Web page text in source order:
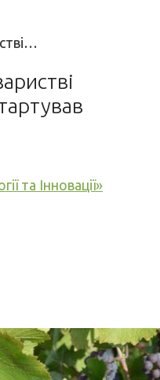
та Інновації»